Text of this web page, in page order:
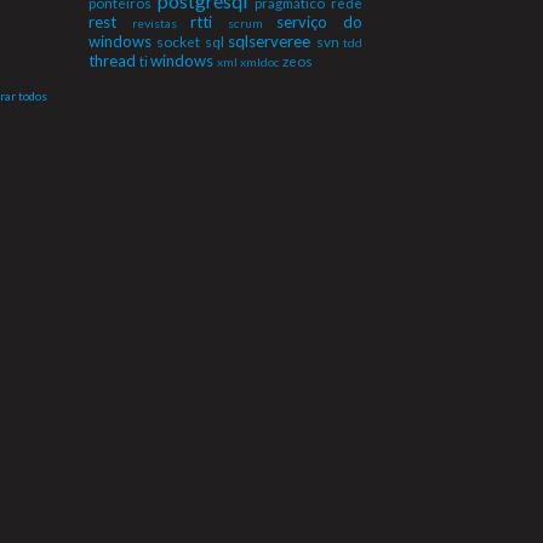
todos
rest revistas rtti scrum
serviço do
windows socket sql sqlserveree svn tdd
thread ti windows xml xmldoc zeos